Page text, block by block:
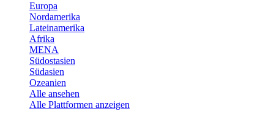
Europa
Nordamerika
Lateinamerika
Afrika
MENA
Südostasien
Südasien
Ozeanien
Alle ansehen
Alle Plattformen anzeigen